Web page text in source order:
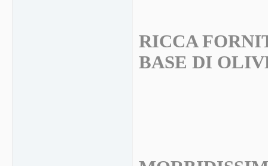
RICCA
BASE DI